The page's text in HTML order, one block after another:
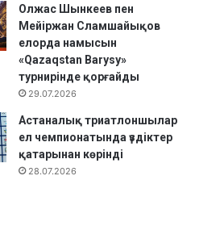
Олжас Шынкеев пен
Мейіржан Сламшайықов
елорда намысын
«Qazaqstan Barysy»
турнирінде қорғайды
29.07.2026
Астаналық триатлоншылар
ел чемпионатында үздіктер
қатарынан көрінді
28.07.2026